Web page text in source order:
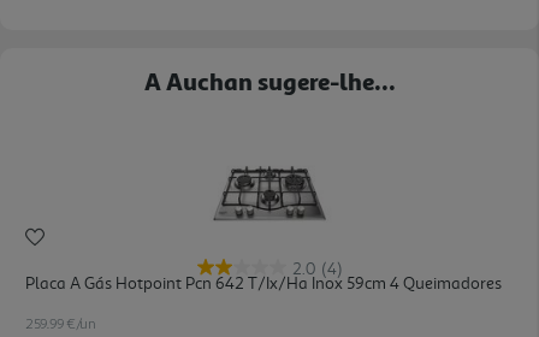
A Auchan sugere-lhe...
2.0 (4)
Placa A Gás Hotpoint Pcn 642 T/ix/ha Inox 59cm 4 Queimadores
259.99 €/un